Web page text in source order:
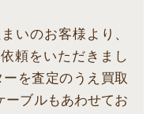
いのお客様より、
頼をいただきまし
を査定のうえ買取
ーブルもあわせてお